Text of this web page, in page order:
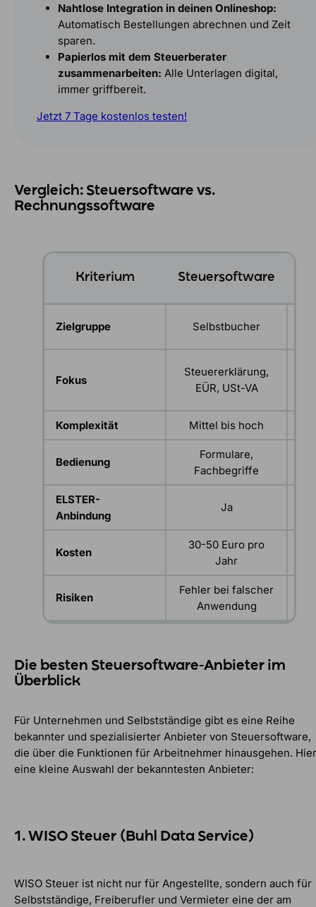
Nahtlose Integration in deinen Onlineshop:
Automatisch Bestellungen abrechnen und Zeit
sparen.
Papierlos mit dem Steuerberater
zusammenarbeiten: Alle Unterlagen digital,
immer griffbereit.
Jetzt 7 Tage kostenlos testen!
Vergleich: Steuersoftware vs.
Rechnungssoftware
Kriterium Steuersoftware
Zielgruppe Selbstbucher
Fokus
Steuererklärung,
EÜR, USt-VA
Komplexität Mittel bis hoch
Bedienung
Formulare,
Fachbegriffe
ELSTER-
Anbindung
Ja
Kosten
30-50 Euro pro
Jahr
Risiken
Fehler bei falscher
Anwendung
Die besten Steuersoftware-Anbieter im
Überblick
Für Unternehmen und Selbstständige gibt es eine Reihe
bekannter und spezialisierter Anbieter von Steuersoftware,
die über die Funktionen für Arbeitnehmer hinausgehen. Hier
eine kleine Auswahl der bekanntesten Anbieter:
1. WISO Steuer (Buhl Data Service)
WISO Steuer ist nicht nur für Angestellte, sondern auch für
Selbstständige, Freiberufler und Vermieter eine der am